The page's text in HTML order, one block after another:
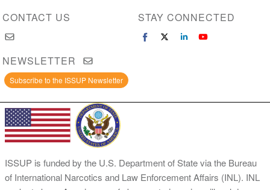
CONTACT US STAY CONNECTED
NEWSLETTER
Subscribe to the ISSUP Newsletter
ISSUP is funded by the U.S. Department of State via the Bureau
of International Narcotics and Law Enforcement Affairs (INL). INL